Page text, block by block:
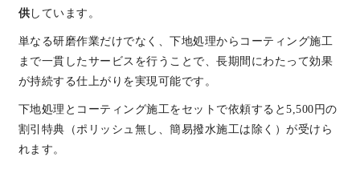
供 しています。
単なる研磨作業だけでなく、下地処理からコーティング施工
まで一貫したサービスを行うことで、長期間にわたって効果
が持続する仕上がりを実現可能です。
下地処理とコーティング施工をセットで依頼すると5,500円の
割引特典（ポリッシュ無し、簡易撥水施工は除く）が受けら
れます。